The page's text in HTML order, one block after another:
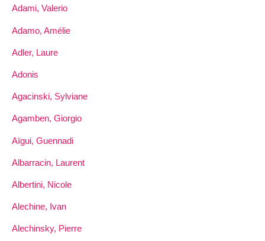
Adami, Valerio
Adamo, Amélie
Adler, Laure
Adonis
Agacinski, Sylviane
Agamben, Giorgio
Aïgui, Guennadi
Albarracin, Laurent
Albertini, Nicole
Alechine, Ivan
Alechinsky, Pierre